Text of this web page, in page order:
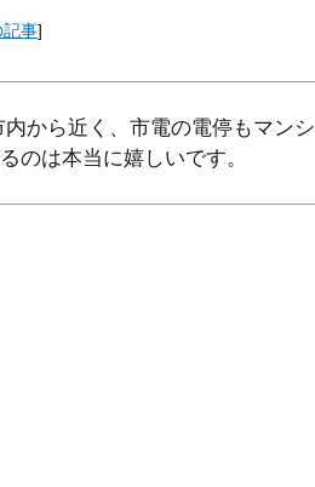
記事]
から近く、市電の電停もマンシ
のは本当に嬉しいです。